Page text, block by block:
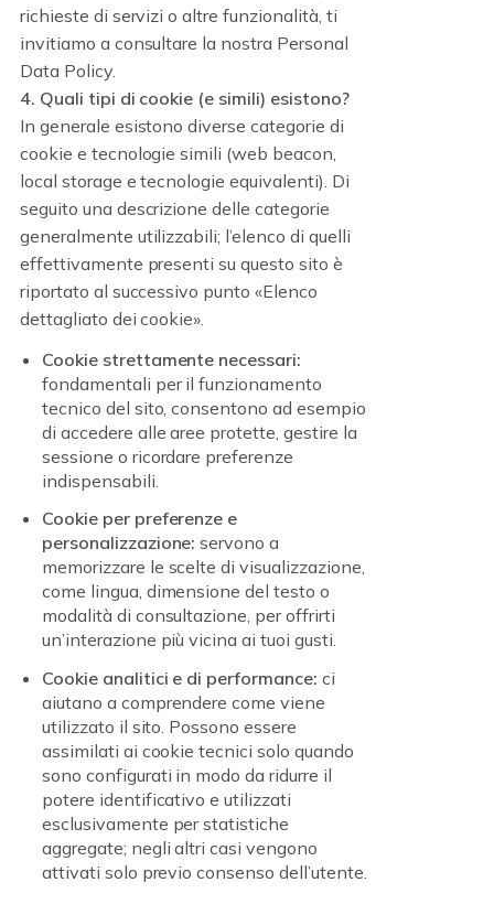
richieste di servizi o altre funzionalità, ti
invitiamo a consultare la nostra Personal
Data Policy.
4. Quali tipi di cookie (e simili) esistono?
In generale esistono diverse categorie di
cookie e tecnologie simili (web beacon,
local storage e tecnologie equivalenti). Di
seguito una descrizione delle categorie
generalmente utilizzabili; l’elenco di quelli
effettivamente presenti su questo sito è
riportato al successivo punto «Elenco
dettagliato dei cookie».
Cookie strettamente necessari:
fondamentali per il funzionamento
tecnico del sito, consentono ad esempio
di accedere alle aree protette, gestire la
sessione o ricordare preferenze
indispensabili.
Cookie per preferenze e
personalizzazione: servono a
memorizzare le scelte di visualizzazione,
come lingua, dimensione del testo o
modalità di consultazione, per offrirti
un’interazione più vicina ai tuoi gusti.
Cookie analitici e di performance: ci
aiutano a comprendere come viene
utilizzato il sito. Possono essere
assimilati ai cookie tecnici solo quando
sono configurati in modo da ridurre il
potere identificativo e utilizzati
esclusivamente per statistiche
aggregate; negli altri casi vengono
attivati solo previo consenso dell’utente.